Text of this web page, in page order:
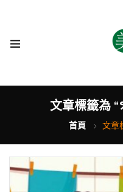
文章標籤為
首頁 文章